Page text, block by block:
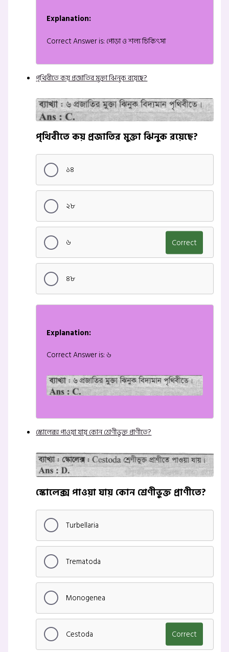
Explanation:
Correct Answer is: পোড়া ও শল্য চিকিৎসা
পৃথিবীতে কয় প্রজাতির মুক্তা ঝিনুক রয়েছে?
পৃথিবীতে কয় প্রজাতির মুক্তা ঝিনুক রয়েছে?
১৪
২৮
৬ Correct
৪৮
Explanation:
Correct Answer is: ৬
স্কোলেক্স পাওয়া যায় কোন শ্রেণীভুক্ত প্রাণীতে?
স্কোলেক্স পাওয়া যায় কোন শ্রেণীভুক্ত প্রাণীতে?
Turbellaria
Trematoda
Monogenea
Cestoda Correct